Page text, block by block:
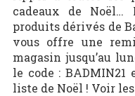
cadeaux de Noël…
produits dérivés de
vous offre une
magasin jusqu’au
le code :
liste de Noël ! Voir les